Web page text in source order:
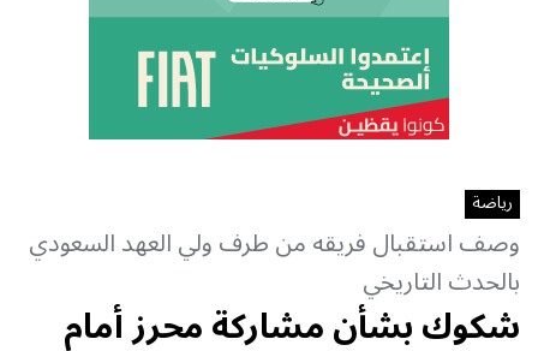
رياضة
وصف استقبال فريقه من طرف ولي العهد السعودي
بالحدث التاريخي
شكوك بشأن مشاركة محرز أمام